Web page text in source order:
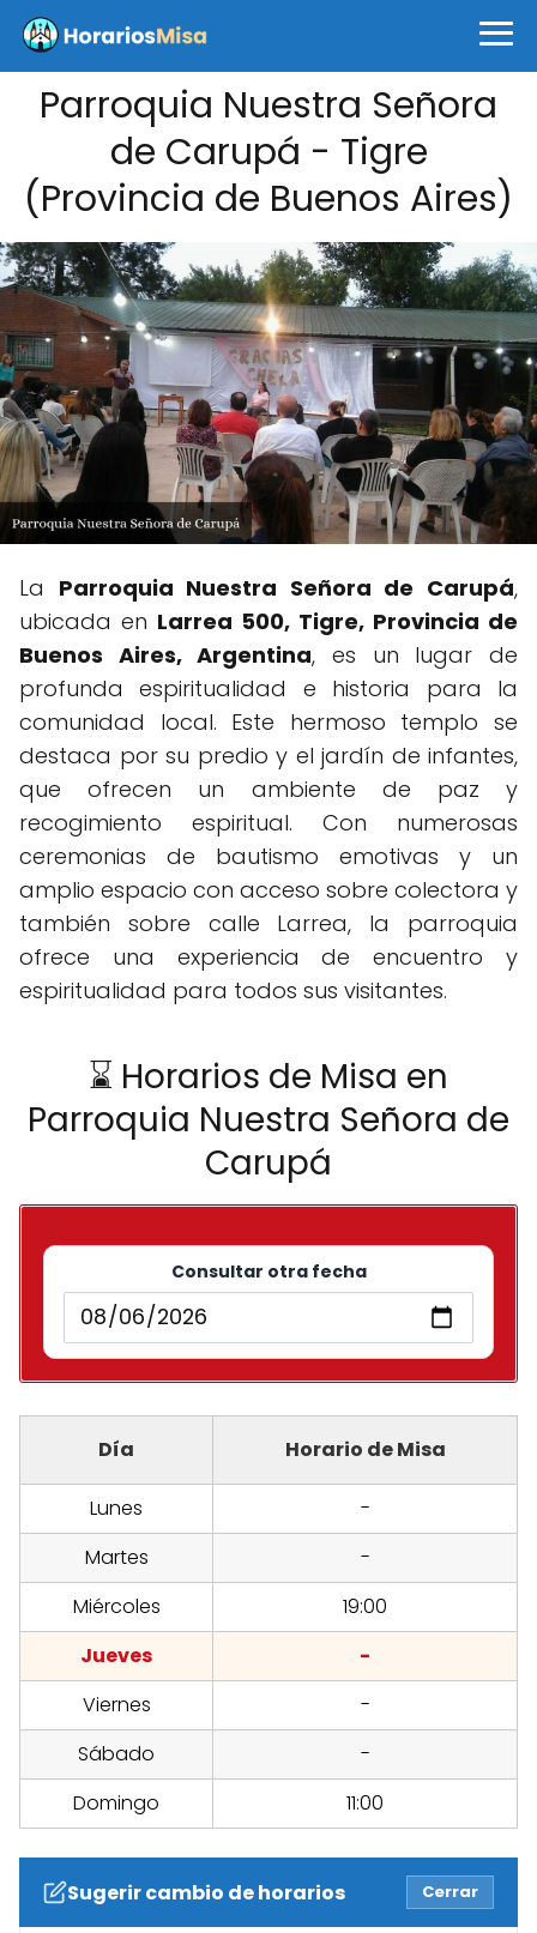
Parroquia Nuestra Señora
de Carupá - Tigre
(Provincia de Buenos Aires)
La Parroquia Nuestra Señora de Carupá,
ubicada en Larrea 500, Tigre, Provincia de
Buenos Aires, Argentina, es un lugar de
profunda espiritualidad e historia para la
comunidad local. Este hermoso templo se
destaca por su predio y el jardín de infantes,
que ofrecen un ambiente de paz y
recogimiento espiritual. Con numerosas
ceremonias de bautismo emotivas y un
amplio espacio con acceso sobre colectora y
también sobre calle Larrea, la parroquia
ofrece una experiencia de encuentro y
espiritualidad para todos sus visitantes.
⌛ Horarios de Misa en
Parroquia Nuestra Señora de
Carupá
Consultar otra fecha
Día Horario de Misa
Lunes
-
Martes
-
Miércoles
19:00
Jueves
-
Viernes
-
Sábado
-
Domingo
11:00
Sugerir cambio de horarios Cerrar